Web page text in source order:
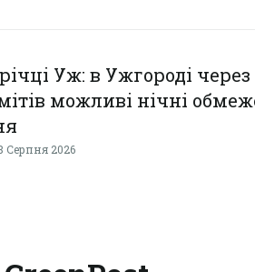
Уж: в Ужгороді через
можливі нічні
Серпня 2026